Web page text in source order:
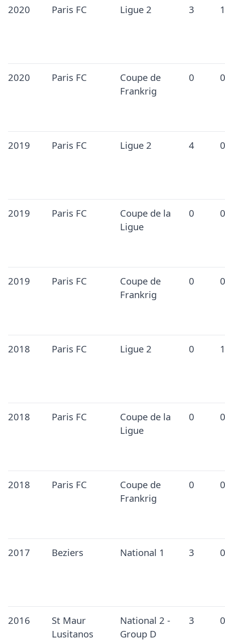
2020 Paris FC Ligue 2 3 1
2020 Paris FC
Coupe de
Frankrig
0 0
2019 Paris FC Ligue 2 4 0
2019 Paris FC
Coupe de la
Ligue
0 0
2019 Paris FC
Coupe de
Frankrig
0 0
2018 Paris FC Ligue 2 0 1
2018 Paris FC
Coupe de la
Ligue
0 0
2018 Paris FC
Coupe de
Frankrig
0 0
2017 Beziers National 1 3 0
2016
St Maur
Lusitanos
National 2 -
Group D
3 0